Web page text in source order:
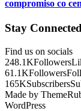
compromiso co
Stay Connected
Find us on socials
248.1KFollowers
61.1KFollowers
165KSubscribers
Made by
WordPress